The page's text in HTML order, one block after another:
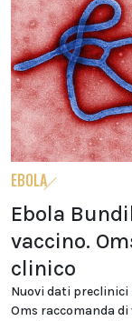
EBOLA
Ebola
vaccino.
clinico
Nuovi dati
Oms raccomanda